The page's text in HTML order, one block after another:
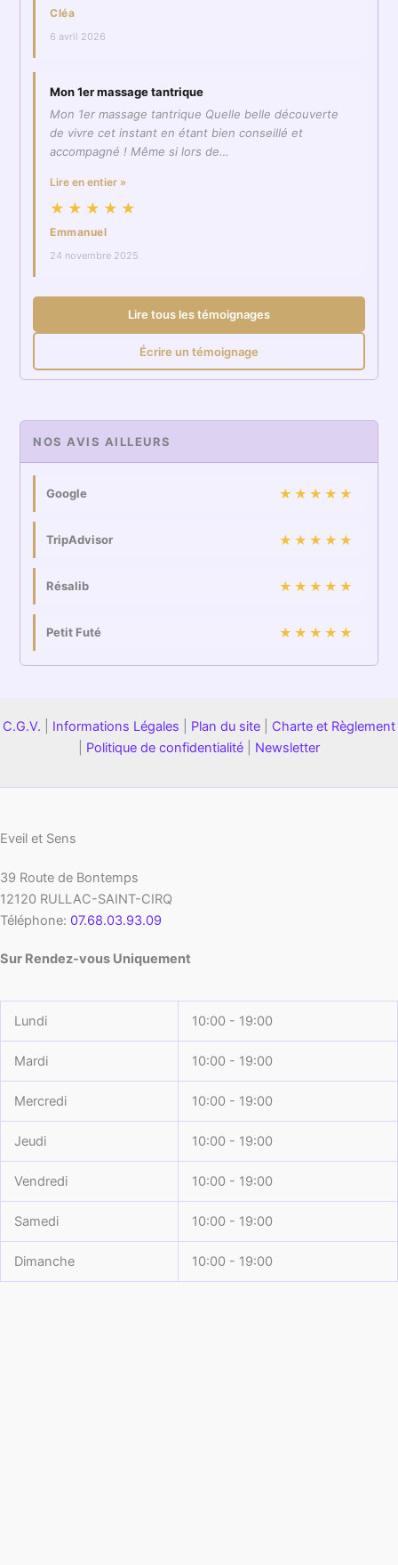
Cléa
6 avril 2026
Mon 1er massage tantrique
Mon 1er massage tantrique Quelle belle découverte
de vivre cet instant en étant bien conseillé et
accompagné ! Même si lors de…
Lire en entier »
★★★★★
Emmanuel
24 novembre 2025
Lire tous les témoignages
Écrire un témoignage
NOS AVIS AILLEURS
Google ★★★★★
TripAdvisor ★★★★★
Résalib ★★★★★
Petit Futé ★★★★★
C.G.V. Informations Légales Plan du site
Charte et Règlement
Politique de confidentialité Newsletter
Eveil et Sens
39 Route de Bontemps
12120 RULLAC-SAINT-CIRQ
Téléphone: 07.68.03.93.09
Sur Rendez-vous Uniquement
Lundi 10:00 - 19:00
Mardi 10:00 - 19:00
Mercredi 10:00 - 19:00
Jeudi 10:00 - 19:00
Vendredi 10:00 - 19:00
Samedi 10:00 - 19:00
Dimanche 10:00 - 19:00